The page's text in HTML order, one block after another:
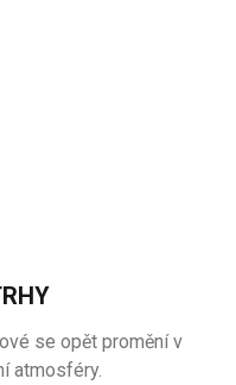
se opět promění v
atmosféry.